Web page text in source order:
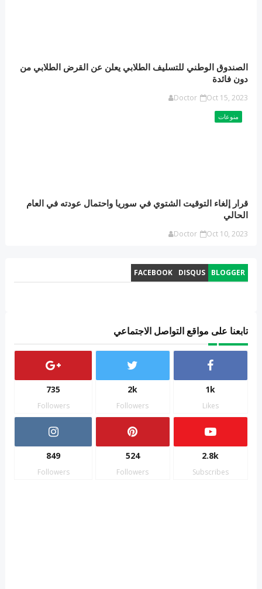
الصندوق الوطني للتسليف الطلابي يعلن عن القرض الطلابي من
دون فائدة
Doctor Oct 15, 2023
منوعات
قرار إلغاء التوقيت الشتوي في سوريا واحتمال عودته في العام
الحالي
Doctor Oct 10, 2023
BLOGGER
DISQUS
FACEBOOK
تابعنا على مواقع التواصل الاجتماعي
1k
Likes
2k
Followers
735
Followers
2.8k
Subscribes
524
Followers
849
Followers